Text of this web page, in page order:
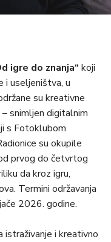
igre do znanja“ koji
i useljeništva, u
su kreativne
snimljen digitalnim
s Fotoklubom
su okupile
prvog do četvrtog
da kroz igru,
Termini održavanja
2026. godine.
istraživanje i kreativno